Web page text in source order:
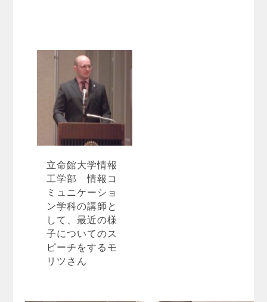
立命館大学情報
工学部 情報コ
ミュニケーショ
ン学科の講師と
して、最近の様
子についてのス
ピーチをするモ
リツさん